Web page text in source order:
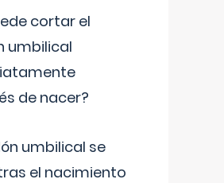
cortar el
umbilical
de nacer?
umbilical se
el nacimiento